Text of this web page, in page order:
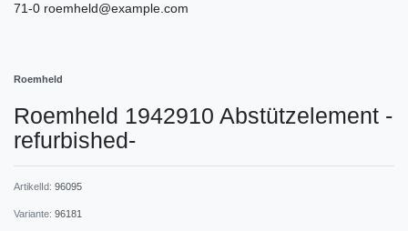
71-0 roemheld@example.com
Roemheld
Roemheld 1942910 Abstützelement -
refurbished-
ArtikelId: 96095
Variante: 96181